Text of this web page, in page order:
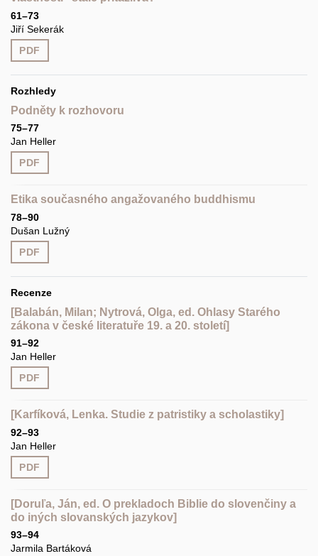
61–73
Jiří Sekerák
PDF
Rozhledy
Podněty k rozhovoru
75–77
Jan Heller
PDF
Etika současného angažovaného buddhismu
78–90
Dušan Lužný
PDF
Recenze
[Balabán, Milan; Nytrová, Olga, ed. Ohlasy Starého
zákona v české literatuře 19. a 20. století]
91–92
Jan Heller
PDF
[Karfíková, Lenka. Studie z patristiky a scholastiky]
92–93
Jan Heller
PDF
[Doruľa, Ján, ed. O prekladoch Biblie do slovenčiny a
do iných slovanských jazykov]
93–94
Jarmila Bartáková